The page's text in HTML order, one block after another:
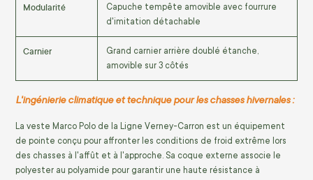
Modularité
Capuche tempête amovible avec fourrure
d'imitation détachable
Carnier
Grand carnier arrière doublé étanche,
amovible sur 3 côtés
L'ingénierie climatique et technique pour les chasses hivernales :
La veste Marco Polo de la Ligne Verney-Carron est un équipement
de pointe conçu pour affronter les conditions de froid extrême lors
des chasses à l'affût et à l'approche. Sa coque externe associe le
polyester au polyamide pour garantir une haute résistance à